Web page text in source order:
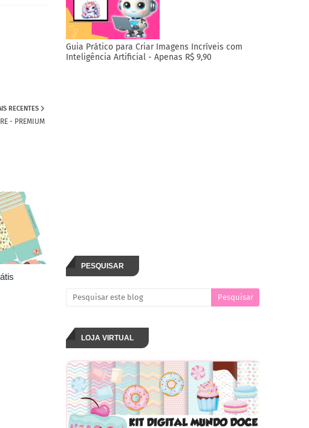
RECENTES
- PREMIUM
Guia Prático para Criar Imagens Incríveis com
Inteligência Artificial - Apenas R$ 9,90
PESQUISAR
LOJA VIRTUAL